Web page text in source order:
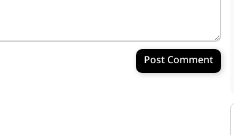
Post Comment